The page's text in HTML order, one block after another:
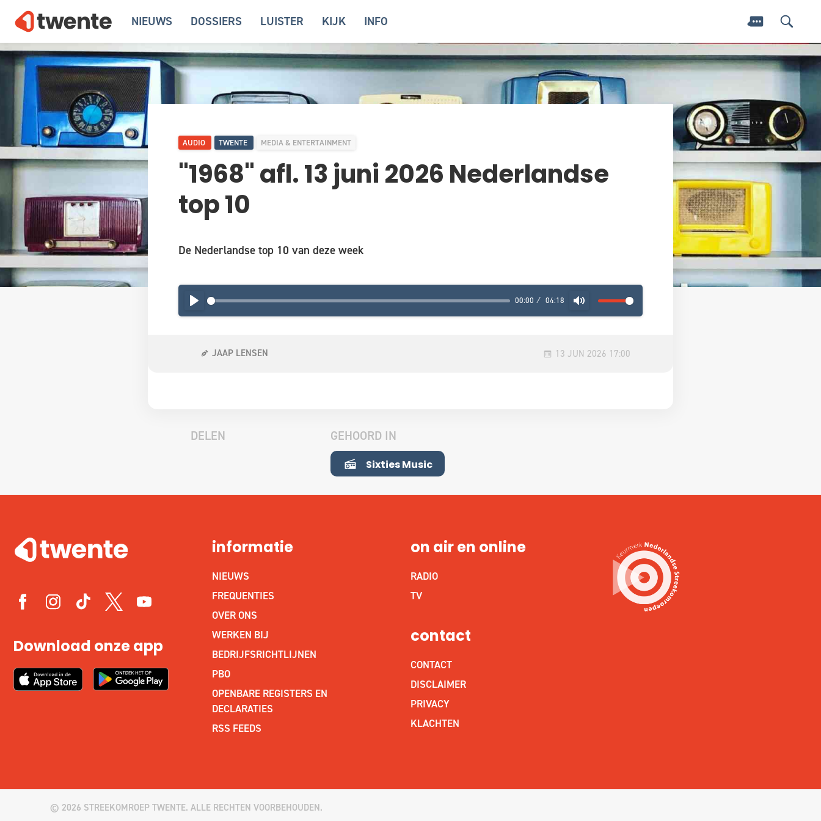
NIEUWS DOSSIERS LUISTER KIJK INFO
AUDIO TWENTE MEDIA & ENTERTAINMENT
"1968" afl. 13 juni 2026 Nederlandse
top 10
De Nederlandse top 10 van deze week
PLAY 00:00 04:18 MUTE
JAAP LENSEN 13 JUN 2026 17:00
DELEN GEHOORD IN
Sixties Music
Download onze app
informatie
NIEUWS
FREQUENTIES
OVER ONS
WERKEN BIJ
BEDRIJFSRICHTLIJNEN
PBO
OPENBARE REGISTERS EN
DECLARATIES
RSS FEEDS
on air en online
RADIO
TV
contact
CONTACT
DISCLAIMER
PRIVACY
KLACHTEN
© 2026 STREEKOMROEP TWENTE. ALLE RECHTEN VOORBEHOUDEN.